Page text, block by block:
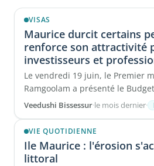
VISAS
Maurice durcit certains
renforce son attractivité
investisseurs et
Le vendredi 19 juin, le Premier
Ramgoolam a présenté le
contexte économique qui se ...
Veedushi Bissessur·le mois dernier·
VIE QUOTIDIENNE
Ile Maurice : l'érosion
littoral